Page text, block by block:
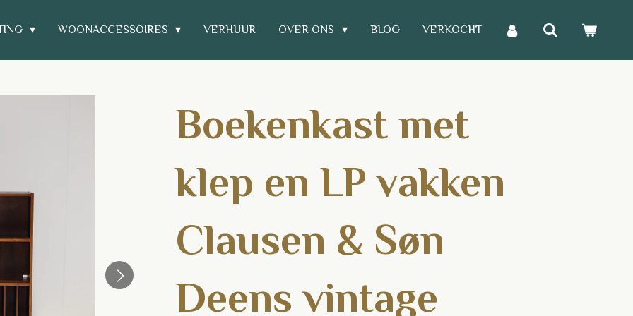
WOONACCESSOIRES VERHUUR OVER ONS BLOG VERKOCHT
Boekenkast met
klep en LP vakken
Clausen & Søn
Deens vintage